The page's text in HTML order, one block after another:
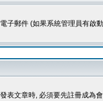
子郵件 (如果系統管理員有啟
表文章時, 必須要先註冊成為